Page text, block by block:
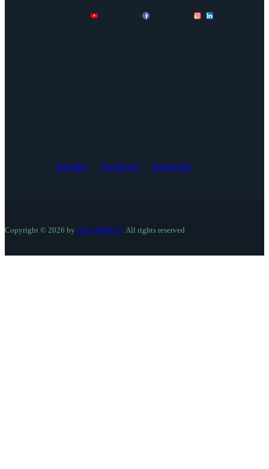
Youtube Facebook Instagram
Copyright © 2026 by 2BCONNECT. All rights reserved